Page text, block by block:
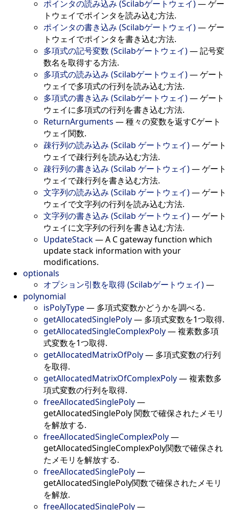
ポインタの読み込み (Scilabゲートウェイ)—ゲー
トウェイでポインタを読み込む方法.
ポインタの書き込み (Scilabゲートウェイ)—ゲー
トウェイでポインタを書き込む方法.
多項式の記号変数 (Scilabゲートウェイ)—記号変
数名を取得する方法.
多項式の読み込み (Scilabゲートウェイ)—ゲート
ウェイで多項式の行列を読み込む方法.
多項式の書き込み (Scilabゲートウェイ)—ゲート
ウェイに多項式の行列を書き込む方法.
ReturnArguments —種々の変数を返すCゲート
ウェイ関数.
疎行列の読み込み (Scilab ゲートウェイ)—ゲート
ウェイで疎行列を読み込む方法.
疎行列の書き込み (Scilab ゲートウェイ)—ゲート
ウェイで疎行列を書き込む方法.
文字列の読み込み (Scilab ゲートウェイ)—ゲート
ウェイで文字列の行列を読み込む方法.
文字列の書き込み (Scilab ゲートウェイ)—ゲート
ウェイに文字列の行列を書き込む方法.
UpdateStack—A C gateway function which
update stack information with your
modifications.
optionals
オプション引数を取得 (Scilabゲートウェイ)—
polynomial
isPolyType— 多項式変数かどうかを調べる.
getAllocatedSinglePoly— 多項式変数を1つ取得.
getAllocatedSingleComplexPoly—複素数多項
式変数を1つ取得.
getAllocatedMatrixOfPoly— 多項式変数の行列
を取得.
getAllocatedMatrixOfComplexPoly—複素数多
項式変数の行列を取得.
freeAllocatedSinglePoly—
getAllocatedSinglePoly 関数で確保されたメモリ
を解放する.
freeAllocatedSingleComplexPoly—
getAllocatedSingleComplexPoly関数で確保され
たメモリを解放する.
freeAllocatedSinglePoly—
getAllocatedSinglePoly関数で確保されたメモリ
を解放.
freeAllocatedSinglePoly—